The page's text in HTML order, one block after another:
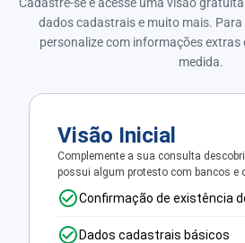
dados cadastrais e muito mais.
personalize com informações
medida.
Visão Inicial
Complemente a sua consulta
possui algum protesto com bancos e
Confirmação de existência
Dados cadastrais básicos